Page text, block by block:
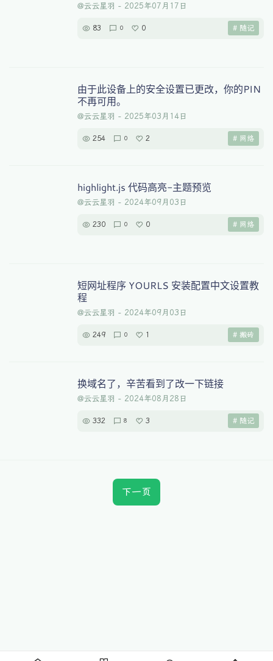
@云云星羽 - 2025年07月17日
83 0 0 # 随记
由于此设备上的安全设置已更改，你的PIN
不再可用。
@云云星羽 - 2025年03月14日
254 0 2 # 网络
highlight.js 代码高亮-主题预览
@云云星羽 - 2024年09月03日
230 0 0 # 网络
短网址程序 YOURLS 安装配置中文设置教
程
@云云星羽 - 2024年09月03日
249 0 1 # 搬砖
换域名了，辛苦看到了改一下链接
@云云星羽 - 2024年08月28日
332 8 3 # 随记
下一页